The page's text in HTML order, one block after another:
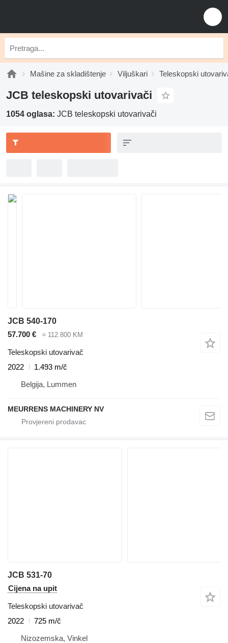
Mašine za skladištenje Viljuškari Teleskopski
JCB teleskopski utovarivači
1054 oglasa: JCB teleskopski utovarivači
JCB 540-170
57.700 €
≈ 112.800 KM
Teleskopski utovarivač
2022
1.493 m/č
Belgija, Lummen
MEURRENS MACHINERY NV
JCB 531-70
Cijena na upit
Teleskopski utovarivač
2022
725 m/č
Nizozemska, Vinkel